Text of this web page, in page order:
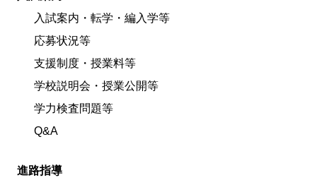
入試案内・転学・編入学等
応募状況等
支援制度・授業料等
学校説明会・授業公開等
学力検査問題等
Q&A
進路指導